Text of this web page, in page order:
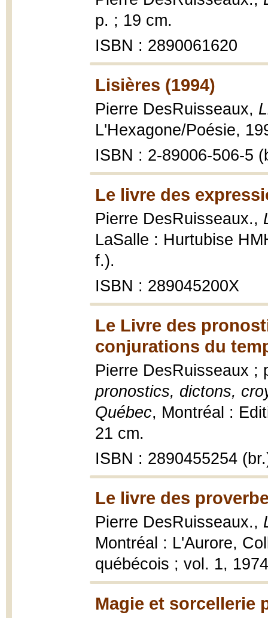
p. ; 19 cm.
ISBN : 2890061620
Lisières (1994)
Pierre DesRuisseaux,
L'Hexagone/Poésie,
ISBN : 2-89006-506-5
Le livre des
Pierre DesRuisseaux.,
LaSalle : Hurtubise
f.).
ISBN : 289045200X
Le Livre des
conjurations du
Pierre DesRuisseaux ;
pronostics, dictons,
Québec, Montréal :
21 cm.
ISBN : 2890455254
Le livre des
Pierre DesRuisseaux.,
Montréal : L'Aurore,
québécois ; vol. 1,
Magie et sorcellerie